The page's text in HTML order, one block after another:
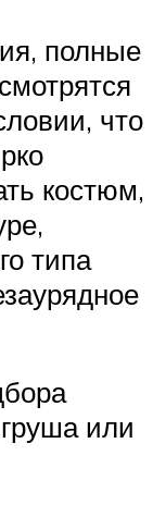
полные
что
костюм,
типа
или